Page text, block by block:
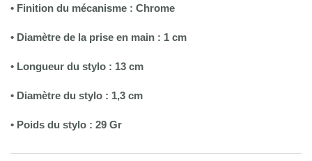
• Finition du mécanisme : Chrome
• Diamètre de la prise en main : 1 cm
• Longueur du stylo : 13 cm
• Diamètre du stylo : 1,3 cm
• Poids du stylo : 29 Gr